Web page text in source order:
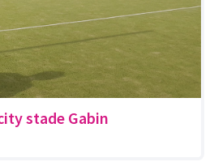
stade Gabin